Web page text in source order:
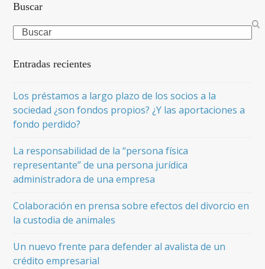
Buscar
Search
Entradas recientes
Los préstamos a largo plazo de los socios a la
sociedad ¿son fondos propios? ¿Y las aportaciones a
fondo perdido?
La responsabilidad de la “persona física
representante” de una persona jurídica
administradora de una empresa
Colaboración en prensa sobre efectos del divorcio en
la custodia de animales
Un nuevo frente para defender al avalista de un
crédito empresarial